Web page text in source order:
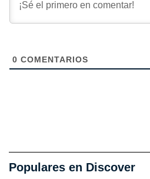
0 COMENTARIOS
Populares en Discover